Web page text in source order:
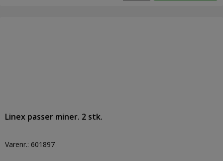
Linex passer miner. 2 stk.
Varenr.: 601897